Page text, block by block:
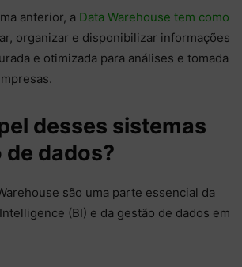
anterior, a Data Warehouse tem como
organizar e disponibilizar informações
e otimizada para análises e tomada
desses sistemas
de dados?
são uma parte essencial da
(BI) e da gestão de dados em